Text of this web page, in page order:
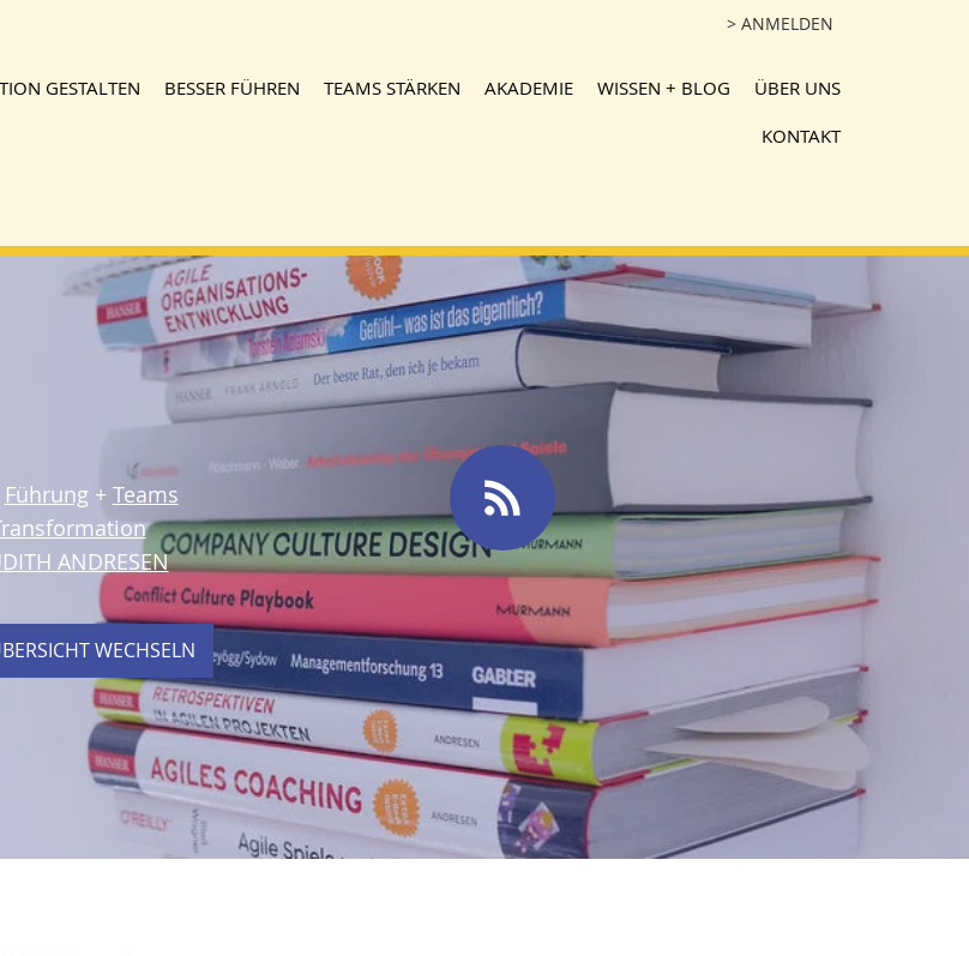
> ANMELDEN
GESTALTEN BESSER FÜHREN TEAMS STÄRKEN AKADEMIE WISSEN + BLOG
ÜBER UNS
KONTAKT
Führung+ Teams
ANDRESEN
WECHSELN